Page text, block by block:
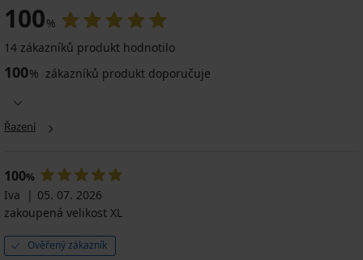
100%
14 zákazníků produkt hodnotilo
100% zákazníků produkt doporučuje
Řazení
100%
Iva
05. 07. 2026
zakoupená velikost XL
Ověřený zákazník